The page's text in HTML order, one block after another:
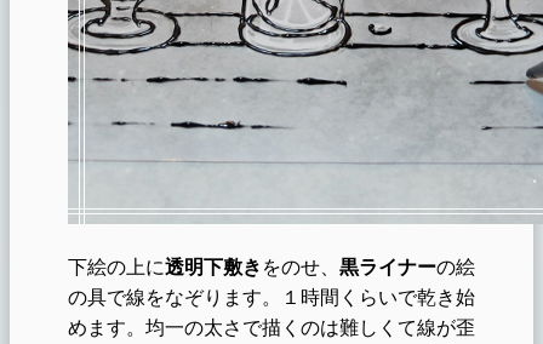
下絵の上に透明下敷き をのせ、 黒ライナーの絵
の具で線をなぞります。１時間くらいで乾き始
めます。均一の太さで描くのは難しくて線が歪